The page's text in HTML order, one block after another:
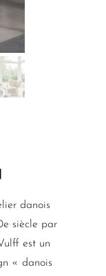
danois
siècle par
est un
« danois